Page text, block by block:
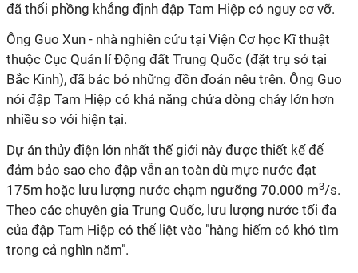
đã thổi phồng khẳng định đập Tam Hiệp có nguy cơ vỡ.
Ông Guo Xun - nhà nghiên cứu tại Viện Cơ học Kĩ thuật
thuộc Cục Quản lí Động đất Trung Quốc (đặt trụ sở tại
Bắc Kinh), đã bác bỏ những đồn đoán nêu trên. Ông Guo
nói đập Tam Hiệp có khả năng chứa dòng chảy lớn hơn
nhiều so với hiện tại.
Dự án thủy điện lớn nhất thế giới này được thiết kế để
đảm bảo sao cho đập vẫn an toàn dù mực nước đạt
175m hoặc lưu lượng nước chạm ngưỡng 70.000 m3/s.
Theo các chuyên gia Trung Quốc, lưu lượng nước tối đa
của đập Tam Hiệp có thể liệt vào "hàng hiếm có khó tìm
trong cả nghìn năm".